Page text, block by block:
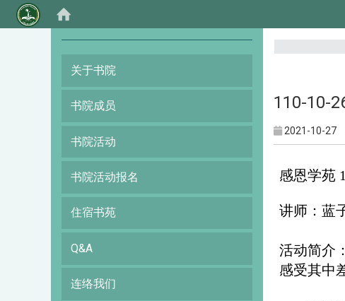
关于书院
书院成员
书院活动
书院活动报名
住宿书苑
Q&A
连络我们
110-10-
2021-10-27
感恩学苑
讲师： 蓝
活动简介：
感受其中